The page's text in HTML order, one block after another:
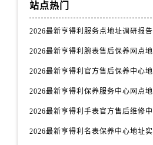
站点热门
2026最新亨得利服务点地址调研报告